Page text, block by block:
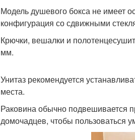
Модель душевого бокса не имеет
конфигурация со сдвижными
Крючки, вешалки и
мм.
Унитаз рекомендуется
места.
Раковина обычно подвешивается
домочадцев, чтобы пользоваться